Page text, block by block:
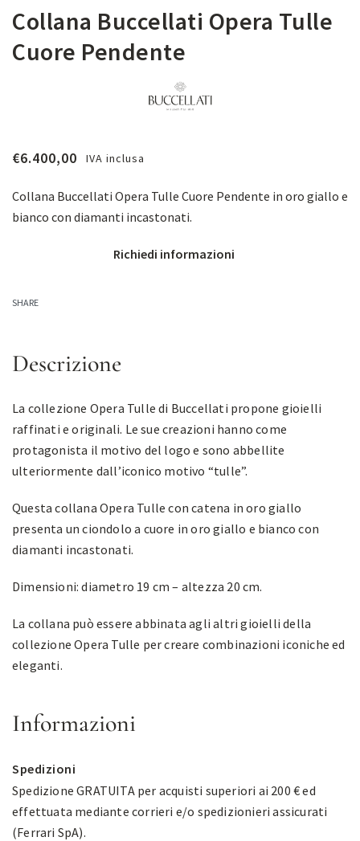
Collana Buccellati Opera Tulle
Cuore Pendente
€6.400,00 IVA inclusa
Collana Buccellati Opera Tulle Cuore Pendente in oro giallo e
bianco con diamanti incastonati.
Richiedi informazioni
SHARE
Descrizione
La collezione Opera Tulle di Buccellati propone gioielli
raffinati e originali. Le sue creazioni hanno come
protagonista il motivo del logo e sono abbellite
ulteriormente dall’iconico motivo “tulle”.
Questa collana Opera Tulle con catena in oro giallo
presenta un ciondolo a cuore in oro giallo e bianco con
diamanti incastonati.
Dimensioni: diametro 19 cm – altezza 20 cm.
La collana può essere abbinata agli altri gioielli della
collezione Opera Tulle per creare combinazioni iconiche ed
eleganti.
Informazioni
Spedizioni
Spedizione GRATUITA per acquisti superiori ai 200 € ed
effettuata mediante corrieri e/o spedizionieri assicurati
(Ferrari SpA).